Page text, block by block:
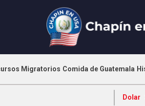
Migratorios Comida de Guatemala
Dolar